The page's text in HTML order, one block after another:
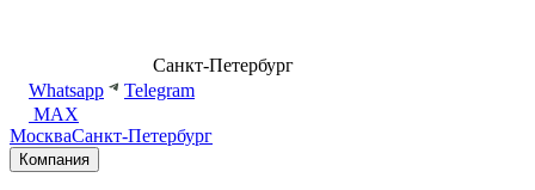
Санкт-Петербург
Whatsapp
Telegram
MAX
МоскваСанкт-Петербург
Компания